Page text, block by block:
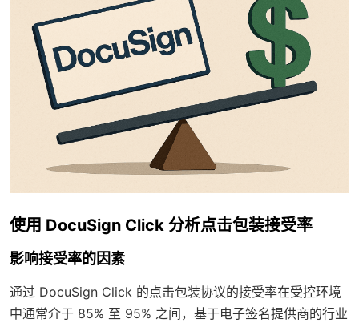
使用 DocuSign Click 分析点击包装接受率
影响接受率的因素
通过 DocuSign Click 的点击包装协议的接受率在受控环境
中通常介于 85% 至 95% 之间，基于电子签名提供商的行业